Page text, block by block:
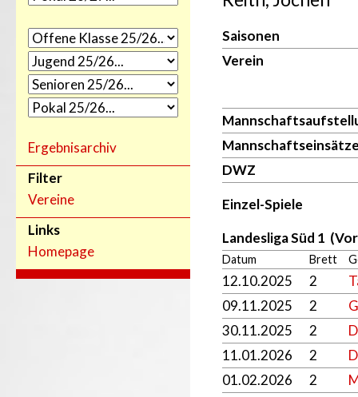
Ergebnisarchiv
Filter
Vereine
Links
Homepage
Saisonen
Verein
DWZ
Einzel-Spiele
Landesliga Süd 1
Datum Brett
12.10.2025 2
09.11.2025
2
30.11.2025
2
11.01.2026
2
01.02.2026
2